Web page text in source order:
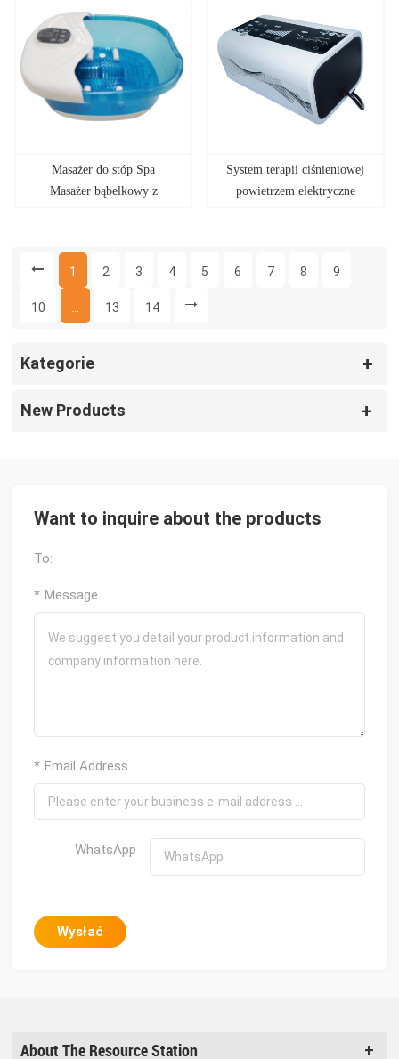
Masażer do stóp Spa
Masażer bąbelkowy z
System terapii ciśnieniowej
powietrzem elektryczne
1 2 3 4 5 6 7 8 9
10 13 14
Kategorie
New Products
Want to inquire about the products
To:
* Message
* Email Address
WhatsApp
Wysłać
About The Resource Station